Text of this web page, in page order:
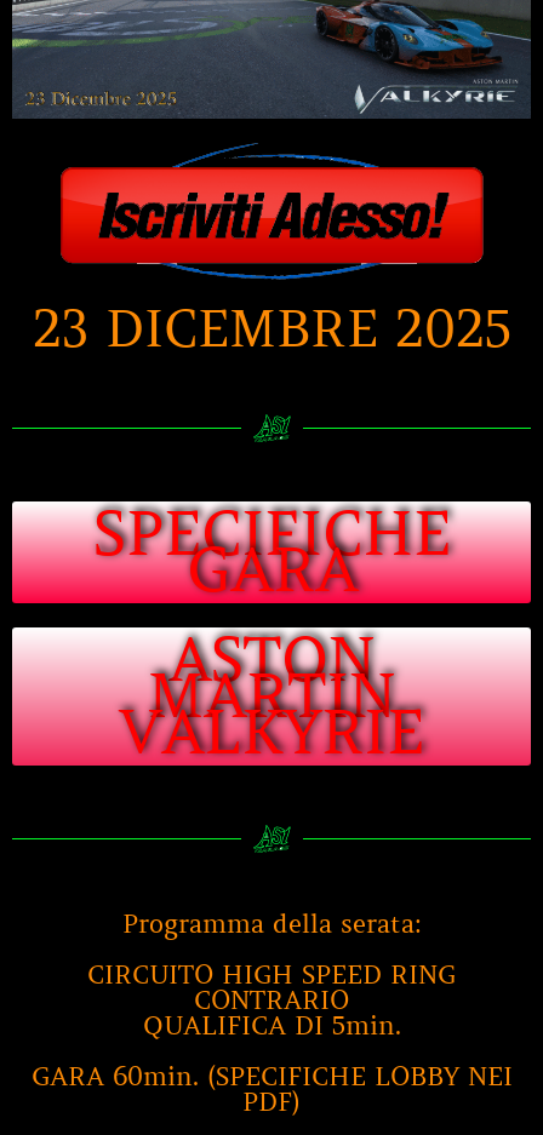
23 DICEMBRE 2025
SPECIFICHE
GARA
ASTON
MARTIN
VALKYRIE
Programma della serata:
CIRCUITO HIGH SPEED RING
CONTRARIO
QUALIFICA DI 5min.
GARA 60min. (SPECIFICHE LOBBY NEI
PDF)